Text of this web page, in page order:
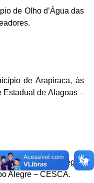
de Olho d’Água das
de Arapiraca, às
Estadual de Alagoas –
de Campo Alegre,
Alegre – CESCA.